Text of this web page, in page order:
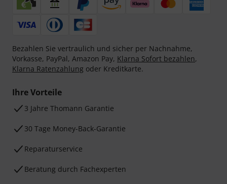
Bezahlen Sie vertraulich und sicher per Nachnahme,
Vorkasse, PayPal, Amazon Pay, Klarna Sofort bezahlen,
Klarna Ratenzahlung oder Kreditkarte.
Ihre Vorteile
3 Jahre Thomann Garantie
30 Tage Money-Back-Garantie
Reparaturservice
Beratung durch Fachexperten